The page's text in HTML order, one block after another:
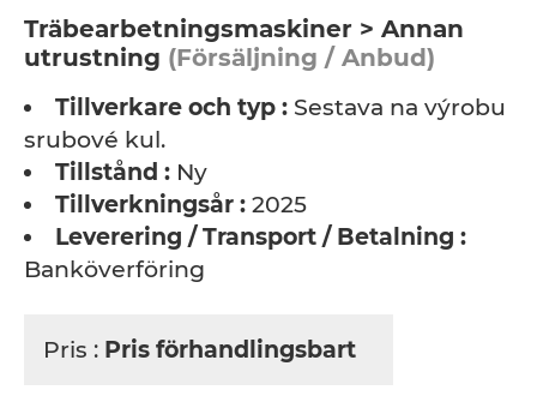
Träbearbetningsmaskiner > Annan
utrustning (Försäljning / Anbud)
Tillverkare och typ : Sestava na výrobu
srubové kul.
Tillstånd : Ny
Tillverkningsår : 2025
Leverering / Transport / Betalning :
Banköverföring
Pris : Pris förhandlingsbart